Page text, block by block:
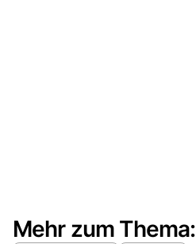
Mehr zum Thema: